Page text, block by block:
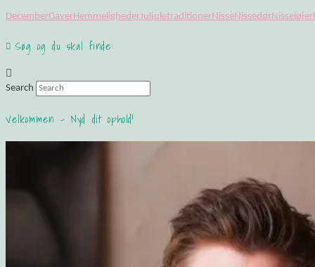
DecemberGaverHemmelighederJul juletraditionerNisseNissedørNisseløjer
Søg og du skal finde:
Search
Velkommen – Nyd dit ophold!